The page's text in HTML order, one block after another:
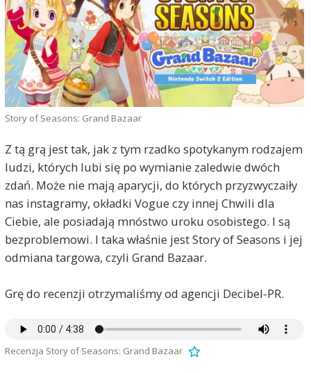
Story of Seasons: Grand Bazaar
Z tą grą jest tak, jak z tym rzadko spotykanym rodzajem
ludzi, których lubi się po wymianie zaledwie dwóch
zdań. Może nie mają aparycji, do których przyzwyczaiły
nas instagramy, okładki Vogue czy innej Chwili dla
Ciebie, ale posiadają mnóstwo uroku osobistego. I są
bezproblemowi. I taka właśnie jest Story of Seasons i jej
odmiana targowa, czyli Grand Bazaar.
Grę do recenzji otrzymaliśmy od agencji Decibel-PR.
Recenzja Story of Seasons: Grand Bazaar